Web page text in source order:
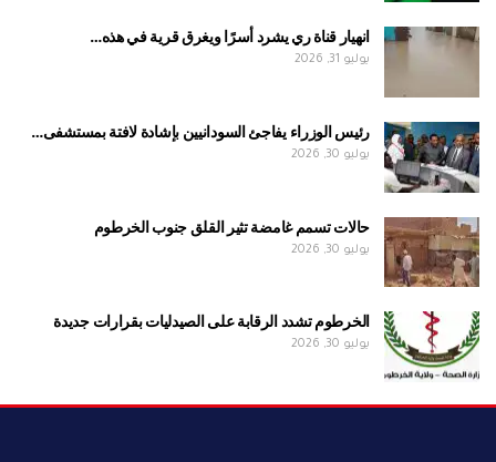
انهيار قناة ري يشرد أسرًا ويغرق قرية في هذه…
يوليو 31, 2026
رئيس الوزراء يفاجئ السودانيين بإشادة لافتة بمستشفى…
يوليو 30, 2026
حالات تسمم غامضة تثير القلق جنوب الخرطوم
يوليو 30, 2026
الخرطوم تشدد الرقابة على الصيدليات بقرارات جديدة
يوليو 30, 2026